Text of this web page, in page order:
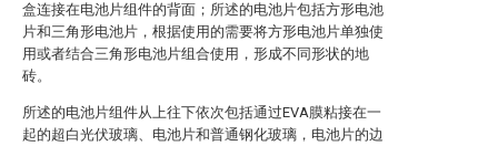
盒连接在电池片组件的背面；所述的电池片包括方形电池
片和三角形电池片，根据使用的需要将方形电池片单独使
用或者结合三角形电池片组合使用，形成不同形状的地
砖。
所述的电池片组件从上往下依次包括通过EVA膜粘接在一
起的超白光伏玻璃、电池片和普通钢化玻璃，电池片的边